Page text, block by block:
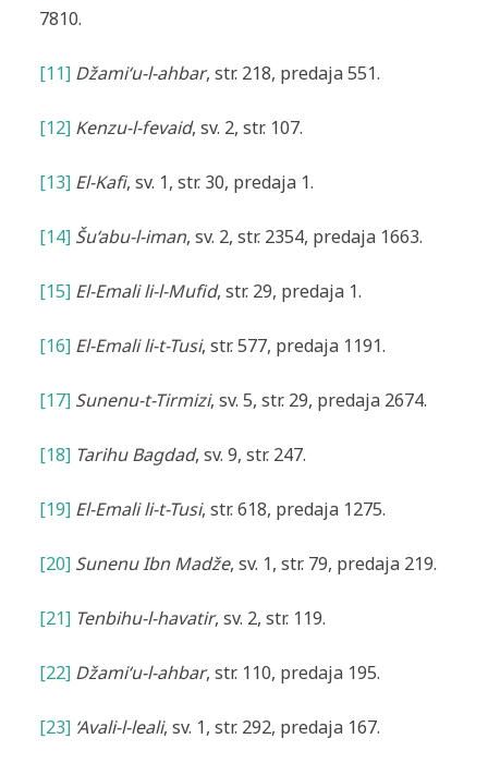
7810.
[11] Džami‘u-l-ahbar, str. 218, predaja 551.
[12] Kenzu-l-fevaid, sv. 2, str. 107.
[13] El-Kafi, sv. 1, str. 30, predaja 1.
[14]Šu‘abu-l-iman, sv. 2, str. 2354, predaja 1663.
[15] El-Emali li-l-Mufid, str. 29, predaja 1.
[16] El-Emali li-t-Tusi, str. 577, predaja 1191.
[17] Sunenu-t-Tirmizi, sv. 5, str. 29, predaja 2674.
[18] Tarihu Bagdad, sv. 9, str. 247.
[19] El-Emali li-t-Tusi, str. 618, predaja 1275.
[20] Sunenu Ibn Madže, sv. 1, str. 79, predaja 219.
[21] Tenbihu-l-havatir, sv. 2, str. 119.
[22] Džami‘u-l-ahbar, str. 110, predaja 195.
[23] ‘Avali-l-leali, sv. 1, str. 292, predaja 167.